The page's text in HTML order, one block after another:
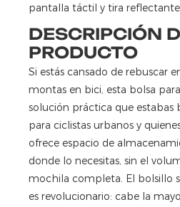
DESCRIPCIÓN
PRODUCTO
Si estás cansado de rebuscar
montas en bici, esta bolsa
solución práctica que estabas
para ciclistas urbanos y
ofrece espacio de
donde lo necesitas, sin el
mochila completa. El bolsillo
es revolucionario: cabe la